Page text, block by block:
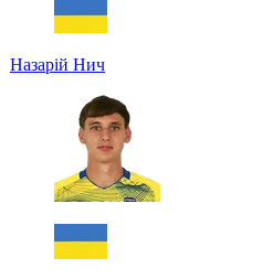
Назарій Нич